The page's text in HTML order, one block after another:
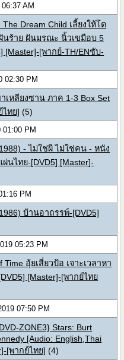
AM
Dream Child เลี้ยงให้โต
นร้าย ฝันมรณะ นิ้วเขมือบ 5
[พากย์-TH/ENซับ-
02:30 PM
เหลียงซาน ภาค 1-3 Box Set
ไทย] (5)
PM
- ไม่ใช่ผี ไม่ใช่คน - หนัง
ไทย-[DVD5] [Master]-
PM
บ้านอาถรรพ์-[DVD5]
05:23 PM
อุ้ยเสี่ยวป้อ เจาะเวลาหา
[Master]-[พากย์ไทย
07:50 PM
ZONE3} Stars: Burt
[Audio: English,Thai
[พากย์ไทย] (4)